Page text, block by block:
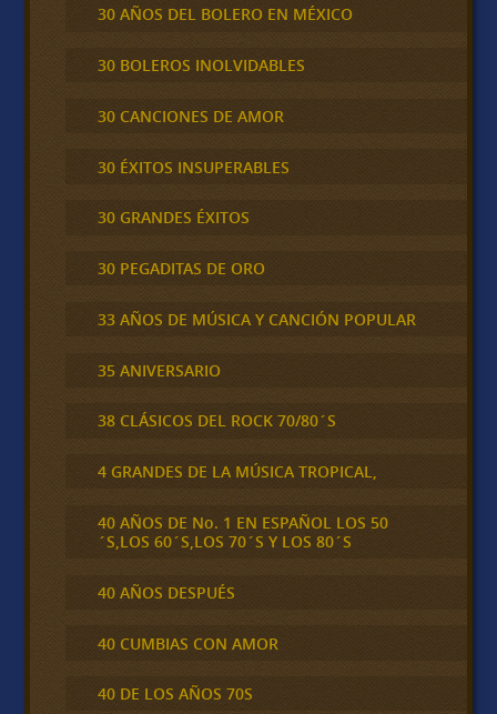
30 AÑOS DEL BOLERO EN MÉXICO
30 BOLEROS INOLVIDABLES
30 CANCIONES DE AMOR
30 ÉXITOS INSUPERABLES
30 GRANDES ÉXITOS
30 PEGADITAS DE ORO
33 AÑOS DE MÚSICA Y CANCIÓN POPULAR
35 ANIVERSARIO
38 CLÁSICOS DEL ROCK 70/80´S
4 GRANDES DE LA MÚSICA TROPICAL,
40 AÑOS DE No. 1 EN ESPAÑOL LOS 50
´S,LOS 60´S,LOS 70´S Y LOS 80´S
40 AÑOS DESPUÉS
40 CUMBIAS CON AMOR
40 DE LOS AÑOS 70S